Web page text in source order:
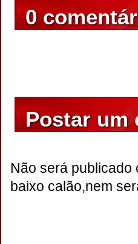
0
Postar um
Não será publicado
baixo calão,nem